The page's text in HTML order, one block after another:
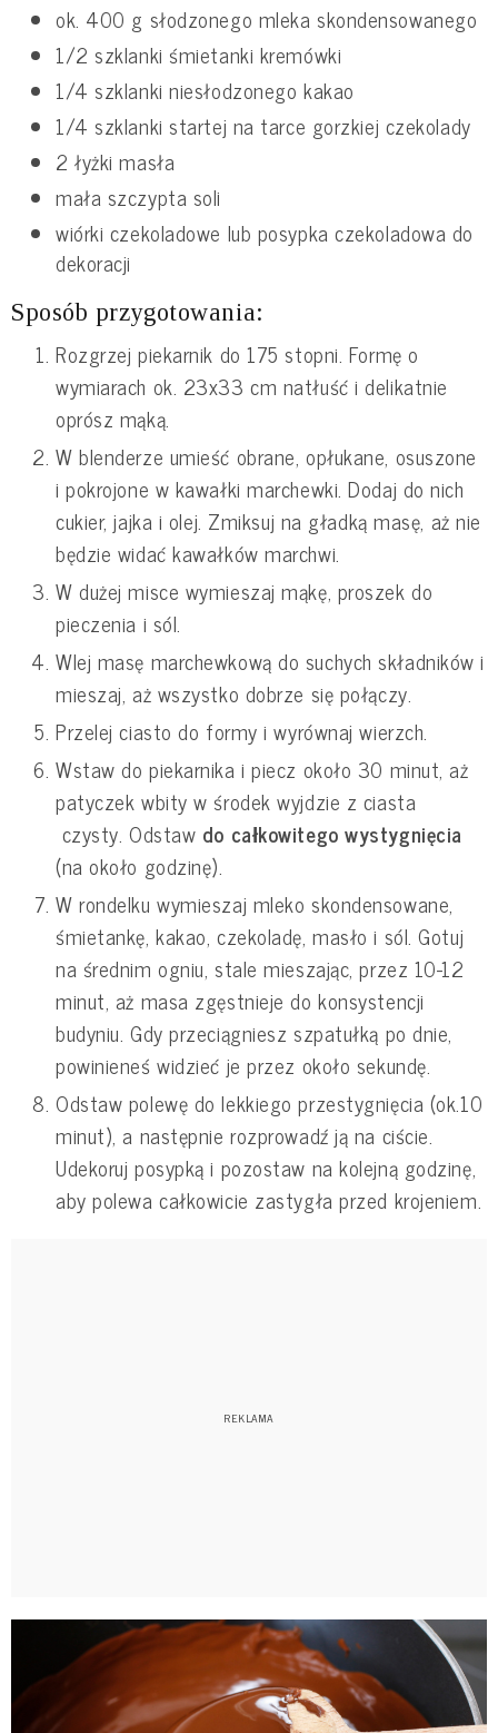
ok. 400 g słodzonego mleka skondensowanego
1/2 szklanki śmietanki kremówki
1/4 szklanki niesłodzonego kakao
1/4 szklanki startej na tarce gorzkiej czekolady
2 łyżki masła
mała szczypta soli
wiórki czekoladowe lub posypka czekoladowa do
dekoracji
Sposób przygotowania:
Rozgrzej piekarnik do 175 stopni. Formę o
wymiarach ok. 23x33 cm natłuść i delikatnie
oprósz mąką.
W blenderze umieść obrane, opłukane, osuszone
i pokrojone w kawałki marchewki. Dodaj do nich
cukier, jajka i olej. Zmiksuj na gładką masę, aż nie
będzie widać kawałków marchwi.
W dużej misce wymieszaj mąkę, proszek do
pieczenia i sól.
Wlej masę marchewkową do suchych składników i
mieszaj, aż wszystko dobrze się połączy.
Przelej ciasto do formy i wyrównaj wierzch.
Wstaw do piekarnika i piecz około 30 minut, aż
patyczek wbity w środek wyjdzie z ciasta
czysty. Odstaw do całkowitego wystygnięcia
(na około godzinę).
W rondelku wymieszaj mleko skondensowane,
śmietankę, kakao, czekoladę, masło i sól. Gotuj
na średnim ogniu, stale mieszając, przez 10-12
minut, aż masa zgęstnieje do konsystencji
budyniu. Gdy przeciągniesz szpatułką po dnie,
powinieneś widzieć je przez około sekundę.
Odstaw polewę do lekkiego przestygnięcia (ok.10
minut), a następnie rozprowadź ją na ciście.
Udekoruj posypką i pozostaw na kolejną godzinę,
aby polewa całkowicie zastygła przed krojeniem.